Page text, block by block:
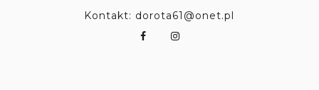
Kontakt: dorota61@onet.pl